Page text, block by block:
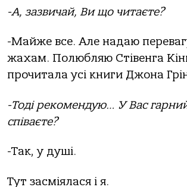
-А, зазвичай, Ви що читаєте?
-Майже все. Але надаю
жахам. Полюбляю Стівенга
прочитала усі книги Джона
-Тоді рекомендую… У Вас
співаєте?
-Так, у душі.
Тут засміялася і я.